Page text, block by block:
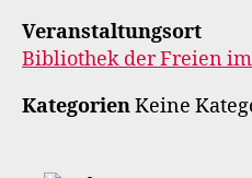
Veranstaltungsort
Bibliothek der Freien
KategorienKeine